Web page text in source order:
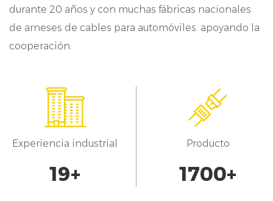
durante 20 años y con muchas fábricas nacionales
de arneses de cables para automóviles. apoyando la
cooperación.
Experiencia industrial
20+
Producto
1700+